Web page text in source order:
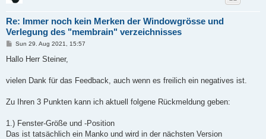
Re: Immer noch kein Merken der Windowgrösse und
Verlegung des "membrain" verzeichnisses
P
s
Sun 29. Aug 2021, 15:57
Hallo Herr Steiner,
vielen Dank für das Feedback, auch wenn es freilich ein negatives ist.
Zu Ihren 3 Punkten kann ich aktuell folgene Rückmeldung geben:
1.) Fenster-Größe und -Position
Das ist tatsächlich ein Manko und wird in der nächsten Version